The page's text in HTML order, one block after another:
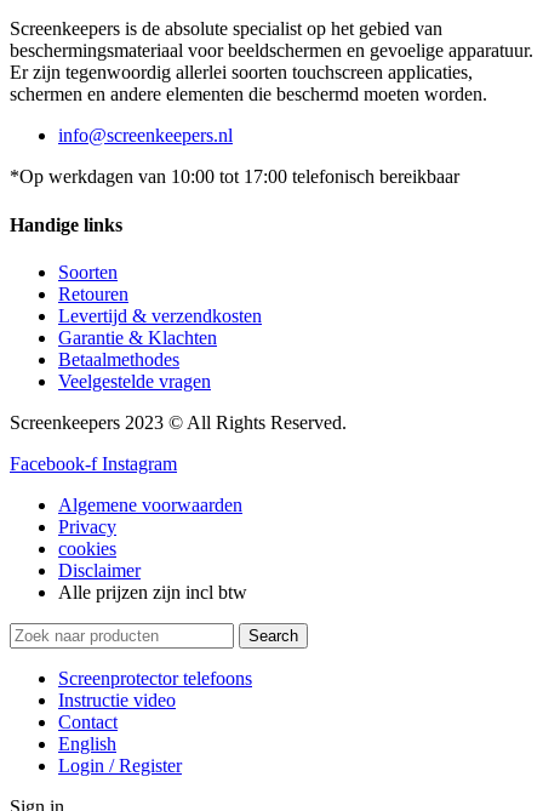
Screenkeepers is de absolute specialist op het gebied van
beschermingsmateriaal voor beeldschermen en gevoelige apparatuur.
Er zijn tegenwoordig allerlei soorten touchscreen applicaties,
schermen en andere elementen die beschermd moeten worden.
info@screenkeepers.nl
*Op werkdagen van 10:00 tot 17:00 telefonisch bereikbaar
Handige links
Soorten
Retouren
Levertijd & verzendkosten
Garantie & Klachten
Betaalmethodes
Veelgestelde vragen
Screenkeepers 2023 © All Rights Reserved.
Facebook-f Instagram
Algemene voorwaarden
Privacy
cookies
Disclaimer
Alle prijzen zijn incl btw
Search
Screenprotector telefoons
Instructie video
Contact
English
Login / Register
Sign in